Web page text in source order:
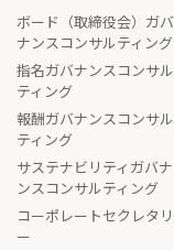
ボード（取締役会）ガバ
ナンスコンサルティング
指名ガバナンスコンサル
ティング
報酬ガバナンスコンサル
ティング
サステナビリティガバナ
ンスコンサルティング
コーポレートセクレタリ
ー